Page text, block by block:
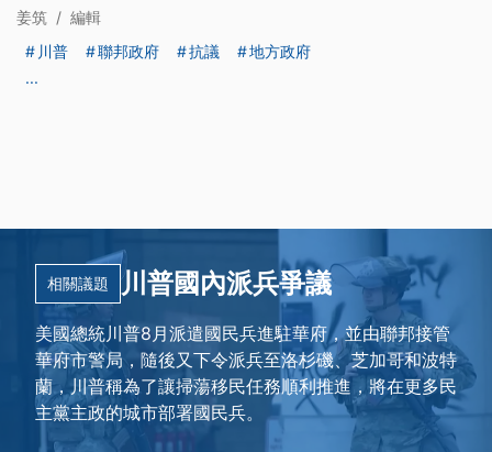
姜筑 / 編輯
川普
聯邦政府 抗議
地方政府
...
相關議題 川普國內派兵爭議
美國總統川普8月派遣國民兵進駐華府，並由聯邦接管
華府市警局，隨後又下令派兵至洛杉磯、芝加哥和波特
蘭，川普稱為了讓掃蕩移民任務順利推進，將在更多民
主黨主政的城市部署國民兵。